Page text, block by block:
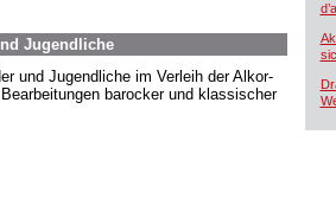
Jugendliche
und Jugendliche im Verleih der Alkor-
barocker und klassischer